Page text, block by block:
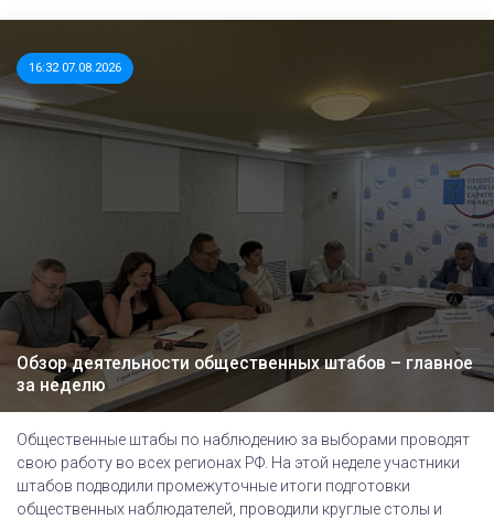
16:32 07.08.2026
Обзор деятельности общественных штабов – главное
за неделю
Общественные штабы по наблюдению за выборами проводят
свою работу во всех регионах РФ. На этой неделе участники
штабов подводили промежуточные итоги подготовки
общественных наблюдателей, проводили круглые столы и